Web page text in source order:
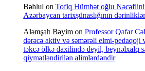
Bəhlul on Tofiq Hümbət oğlu
Azərbaycan tarixşünaslığının
Aləmşah Bəyim on Professor Qafar
dərəcə aktiv və səmərəli elmi-
təkcə ölkə daxilində deyil, beynəlxalq
qiymətləndirilən alimlərdəndir